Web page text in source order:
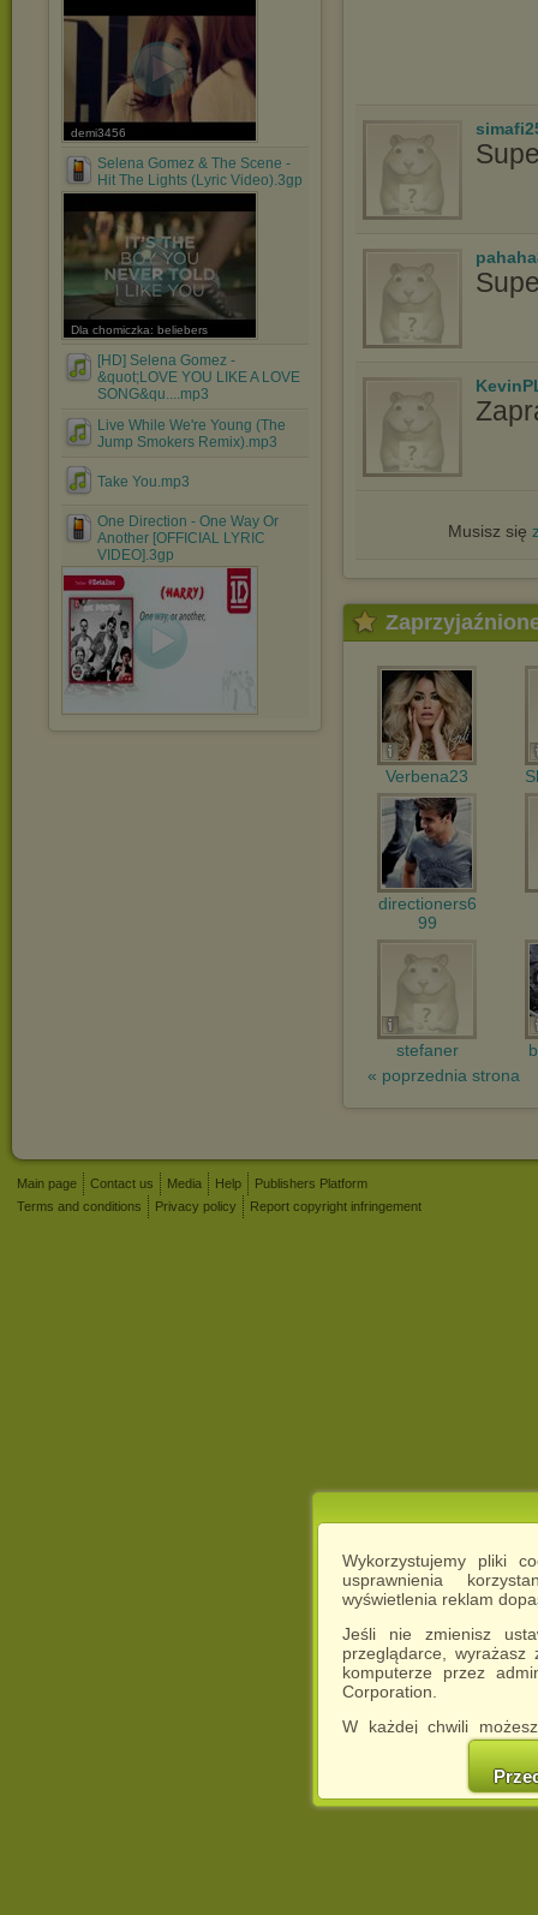
Wykorzystujemy pliki
usprawnienia
wyświetlenia reklam
Jeśli nie zmienisz
przeglądarce,
komputerze przez
Corporation.
W każdej chwili
cookies w swojej
w naszej
http://chomikuj.pl/
demi3456
Selena Gomez & The Scene -
Hit The Lights (Lyric Video).3gp
Dla chomiczka: beliebers
[HD] Selena Gomez -
&quot;LOVE YOU LIKE A LOVE
SONG&qu....mp3
Live While We're Young (The
Jump Smokers Remix).mp3
Take You.mp3
One Direction - One Way Or
Another [OFFICIAL LYRIC
VIDEO].3gp
Musisz się
Verbena23
directioners6
99
stefaner
« poprzednia strona
Main page Contact us Media Help
Publishers Platform
Terms and conditions
Privacy policy Report copyright infringement